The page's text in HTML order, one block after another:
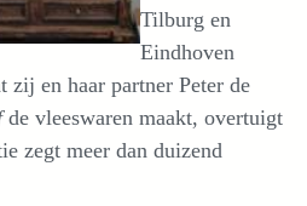
Tilburg en
Eindhoven
zij en haar partner Peter de
de vleeswaren maakt, overtuigt
zegt meer dan duizend